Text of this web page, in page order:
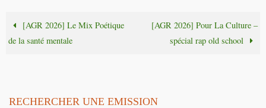
[AGR 2026] Le Mix Poétique
de la santé mentale
[AGR 2026] Pour La Culture –
spécial rap old school
RECHERCHER UNE EMISSION